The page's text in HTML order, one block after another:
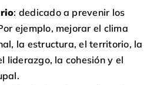
: dedicado a prevenir los
ejemplo, mejorar el clima
la estructura, el territorio, la
liderazgo, la cohesión y el